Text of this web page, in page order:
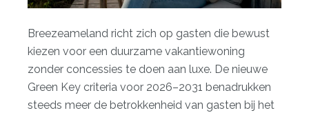
Breezeameland richt zich op gasten die bewust
kiezen voor een duurzame vakantiewoning
zonder concessies te doen aan luxe. De nieuwe
Green Key criteria voor 2026–2031 benadrukken
steeds meer de betrokkenheid van gasten bij het